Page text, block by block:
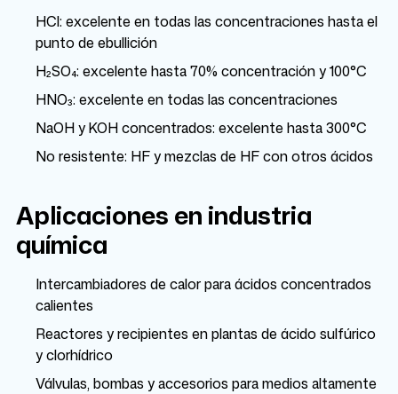
HCl: excelente en todas las concentraciones hasta el
punto de ebullición
H₂SO₄: excelente hasta 70% concentración y 100°C
HNO₃: excelente en todas las concentraciones
NaOH y KOH concentrados: excelente hasta 300°C
No resistente: HF y mezclas de HF con otros ácidos
Aplicaciones en industria
química
Intercambiadores de calor para ácidos concentrados
calientes
Reactores y recipientes en plantas de ácido sulfúrico
y clorhídrico
Válvulas, bombas y accesorios para medios altamente